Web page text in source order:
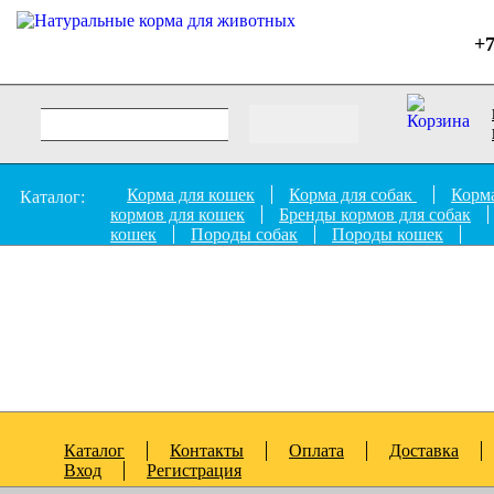
Каталог: Корма для кошек Корма для собак
кормов для кошек
Бренды кормов для собак
кошек
Породы собак Породы кошек
Каталог Контакты Оплата
Доставка
Вход
Регистрация